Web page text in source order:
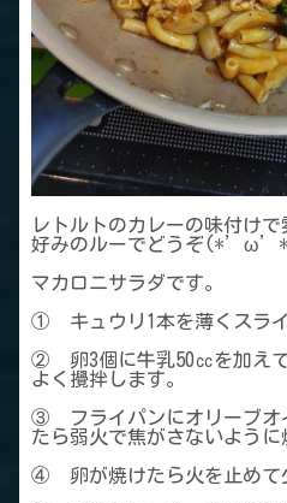
レトルトのカレーの味付け
好みのルーでどうぞ
マカロニサラダです。
① キュウリ1本を薄くスライ
② 卵3個に牛乳50㏄を加え
よく攪拌します。
③ フライパンにオリーブオ
たら弱火で焦がさないように
④ 卵が焼けたら火を止めて